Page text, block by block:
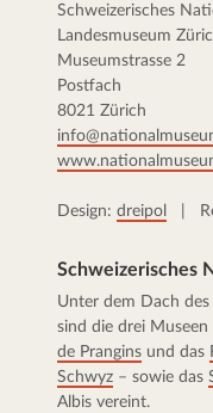
Schweizerisches
Landesmuseum
Museumstrasse 2
Postfach
8021 Zürich
Design: dreipol |
Schweizerisches
Unter dem Dach
sind die drei Museen
de Prangins und das
Schwyz – sowie das
Albis vereint.